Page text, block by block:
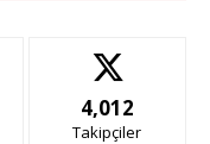
4,012
Takipçiler